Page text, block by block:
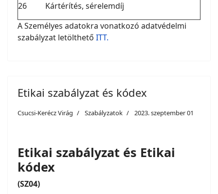
26
Kártérítés, sérelemdíj
A Személyes adatokra vonatkozó adatvédelmi
szabályzat letölthető ITT.
Etikai szabályzat és kódex
Csucsi-Kerécz Virág Szabályzatok 2023. szeptember 01
Etikai szabályzat és Etikai
kódex
(SZ04)